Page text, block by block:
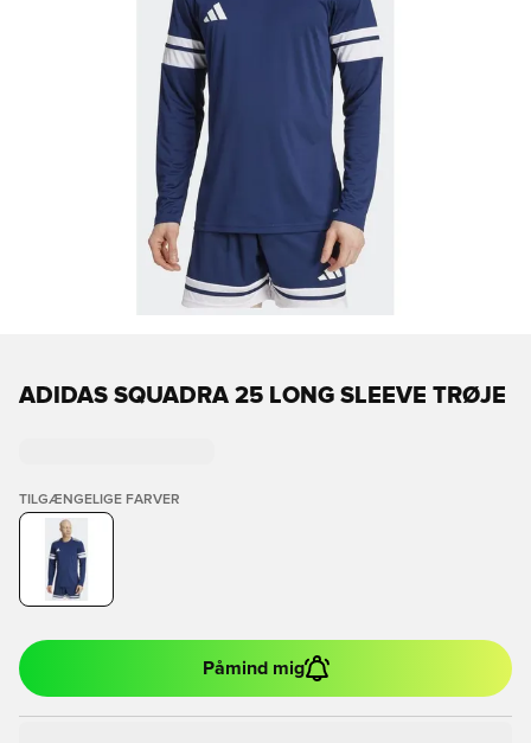
ADIDAS SQUADRA 25 LONG SLEEVE TRØJE
TILGÆNGELIGE FARVER
Påmind mig